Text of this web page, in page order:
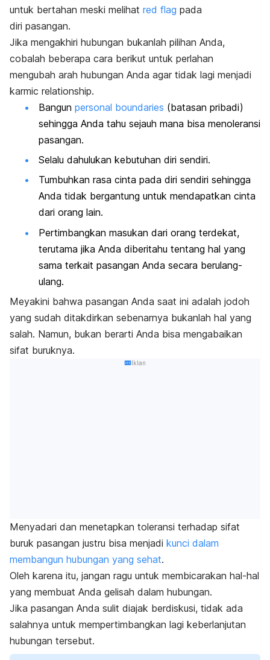
untuk bertahan meski melihat red flag pada
diri pasangan.
Jika mengakhiri hubungan bukanlah pilihan Anda,
cobalah beberapa cara berikut untuk perlahan
mengubah arah hubungan Anda agar tidak lagi menjadi
karmic relationship.
Bangun personal boundaries (batasan pribadi)
sehingga Anda tahu sejauh mana bisa menoleransi
pasangan.
Selalu dahulukan kebutuhan diri sendiri.
Tumbuhkan rasa cinta pada diri sendiri sehingga
Anda tidak bergantung untuk mendapatkan cinta
dari orang lain.
Pertimbangkan masukan dari orang terdekat,
terutama jika Anda diberitahu tentang hal yang
sama terkait pasangan Anda secara berulang-
ulang.
Meyakini bahwa pasangan Anda saat ini adalah jodoh
yang sudah ditakdirkan sebenarnya bukanlah hal yang
salah. Namun, bukan berarti Anda bisa mengabaikan
sifat buruknya.
Iklan
Menyadari dan menetapkan toleransi terhadap sifat
buruk pasangan justru bisa menjadi kunci dalam
membangun hubungan yang sehat.
Oleh karena itu, jangan ragu untuk membicarakan hal-hal
yang membuat Anda gelisah dalam hubungan.
Jika pasangan Anda sulit diajak berdiskusi, tidak ada
salahnya untuk mempertimbangkan lagi keberlanjutan
hubungan tersebut.